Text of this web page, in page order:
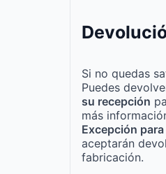
Si no quedas
Puedes
su recepción
más
Excepción
aceptarán
fabricación.